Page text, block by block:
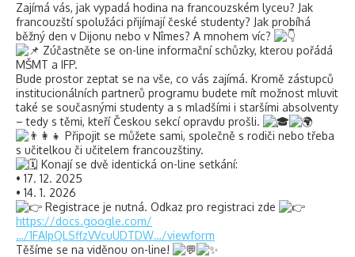
Zajímá vás, jak vypadá hodina na francouzském lyceu? Jak
francouzští spolužáci přijímají české studenty? Jak probíhá
běžný den v Dijonu nebo v Nîmes? A mnohem víc?
Zúčastněte se on-line informační schůzky, kterou pořádá
MŠMT a IFP.
Bude prostor zeptat se na vše, co vás zajímá. Kromě zástupců
institucionálních partnerů programu budete mít možnost mluvit
také se současnými studenty a s mladšími i staršími absolventy
– tedy s těmi, kteří Českou sekcí opravdu prošli.
Připojit se můžete sami, společně s rodiči nebo třeba
s učitelkou či učitelem francouzštiny.
Konají se dvě identická on-line setkání:
• 17. 12. 2025
• 14. 1. 2026
Registrace je nutná. Odkaz pro registraci zde
https://docs.google.com/
…/1FAIpQLSffzVVcuUDTDW…/viewform
Těšíme se na viděnou on-line!